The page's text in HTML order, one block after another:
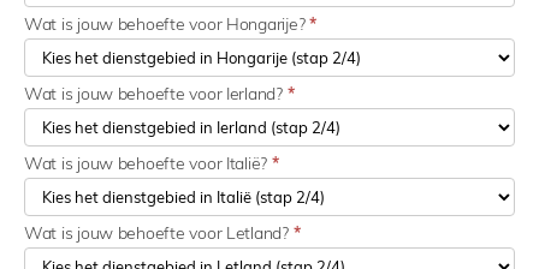
Wat is jouw behoefte voor Hongarije?*
Wat is jouw behoefte voor Ierland? *
Wat is jouw behoefte voor Italië? *
Wat is jouw behoefte voor Letland? *